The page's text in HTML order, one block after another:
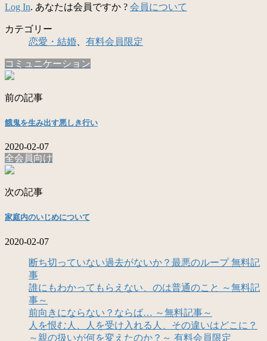
Log In. あなたは会員ですか ? 会員について
カテゴリー
恋愛・結婚
有料会員限定
コミュニケーション
前の記事
餓鬼を生み出す悪しき行い
2020-02-07
全会員向け
次の記事
家庭内のいじめについて
2020-02-07
断ち切っていない過去がないか？最悪のループ 無料記
事
誰にもわかってもらえない、のは普通のこと ～無料記
事～
前向きにならない？ならば… ～無料記事～
人を恨む人、人を受け入れる人、その違いはどこに？
～親の扱いが何を変えたのか？～ 有料会員限定